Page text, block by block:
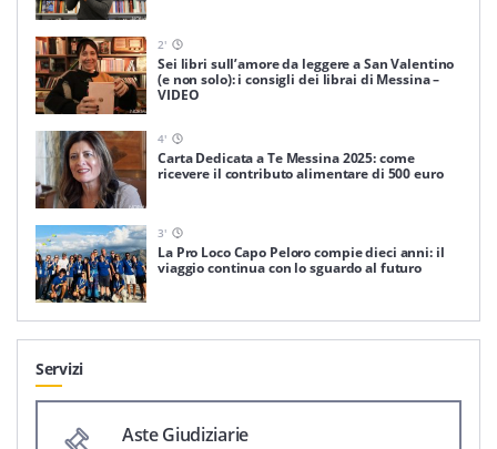
2'
Sei libri sull’amore da leggere a San Valentino
(e non solo): i consigli dei librai di Messina –
VIDEO
4'
Carta Dedicata a Te Messina 2025: come
ricevere il contributo alimentare di 500 euro
3'
La Pro Loco Capo Peloro compie dieci anni: il
viaggio continua con lo sguardo al futuro
Servizi
Aste Giudiziarie